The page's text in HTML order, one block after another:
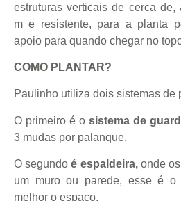
estruturas verticais de cerca de,
m e resistente, para a planta
apoio para quando chegar no
COMO PLANTAR?
Paulinho utiliza dois sistemas de
O primeiro é o sistema de
3 mudas por palanque.
O segundoé espaldeira, onde
um muro ou parede, esse é o
melhor o espaço.